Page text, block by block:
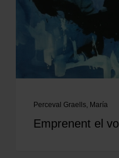
Perceval Graells, María
Emprenent el vol